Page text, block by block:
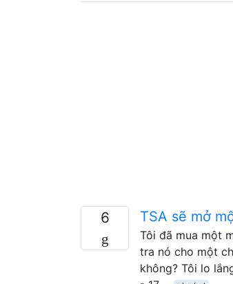
6 TSA sẽ mở
Tôi đã mua một
tra nó cho một
không? Tôi lo